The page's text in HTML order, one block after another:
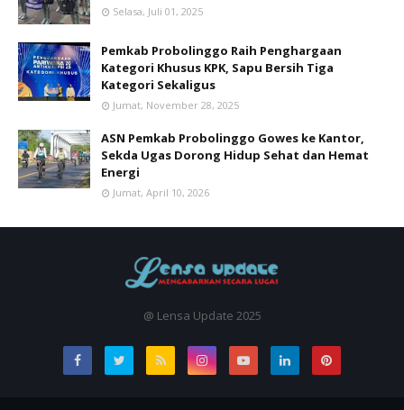
Selasa, Juli 01, 2025
Pemkab Probolinggo Raih Penghargaan
Kategori Khusus KPK, Sapu Bersih Tiga
Kategori Sekaligus
Jumat, November 28, 2025
ASN Pemkab Probolinggo Gowes ke Kantor,
Sekda Ugas Dorong Hidup Sehat dan Hemat
Energi
Jumat, April 10, 2026
@ Lensa Update 2025